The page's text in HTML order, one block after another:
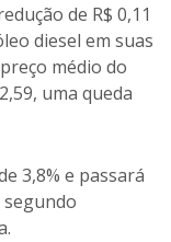
de R$ 0,11
diesel em suas
médio do
uma queda
3,8% e passará
segundo